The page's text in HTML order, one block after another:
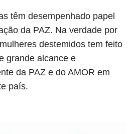
têm desempenhado papel
da PAZ. Na verdade por
destemidos tem feito
grande alcance e
da PAZ e do AMOR em
país.